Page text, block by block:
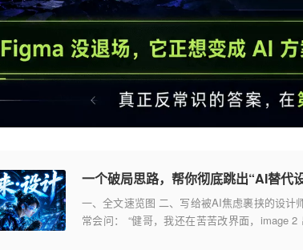
一个破局思路，帮你彻底跳出“AI替代
一、全文速览图 二、写给被AI焦虑裹挟的设计
常会问： “健哥，我还在苦苦改界面，image